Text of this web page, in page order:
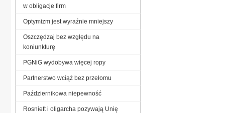
w obligacje firm
Optymizm jest wyraźnie mniejszy
Oszczędzaj bez względu na
koniunkturę
PGNiG wydobywa więcej ropy
Partnerstwo wciąż bez przełomu
Październikowa niepewność
Rosnieft i oligarcha pozywają Unię